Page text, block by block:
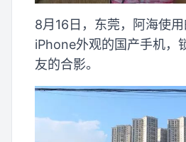
8月16日，东莞，阿海使
iPhone外观的国产手机，
友的合影。